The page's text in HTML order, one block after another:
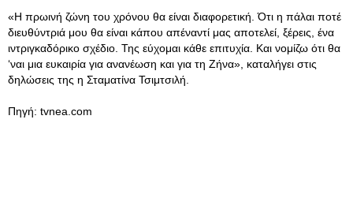
«Η πρωινή ζώνη του χρόνου θα είναι διαφορετική. Ότι η πάλαι ποτέ
διευθύντριά μου θα είναι κάπου απέναντί μας αποτελεί, ξέρεις, ένα
ιντριγκαδόρικο σχέδιο. Της εύχομαι κάθε επιτυχία. Και νομίζω ότι θα
‘ναι μια ευκαιρία για ανανέωση και για τη Ζήνα», καταλήγει στις
δηλώσεις της η Σταματίνα Τσιμτσιλή.
Πηγή: tvnea.com